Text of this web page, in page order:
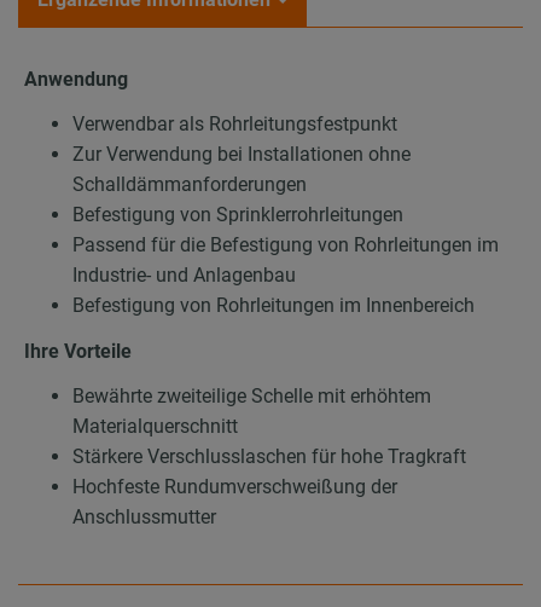
Anwendung
Verwendbar als Rohrleitungsfestpunkt
Zur Verwendung bei Installationen ohne
Schalldämmanforderungen
Befestigung von Sprinklerrohrleitungen
Passend für die Befestigung von Rohrleitungen im
Industrie- und Anlagenbau
Befestigung von Rohrleitungen im Innenbereich
Ihre Vorteile
Bewährte zweiteilige Schelle mit erhöhtem
Materialquerschnitt
Stärkere Verschlusslaschen für hohe Tragkraft
Hochfeste Rundumverschweißung der
Anschlussmutter